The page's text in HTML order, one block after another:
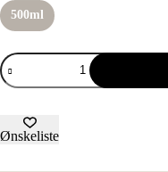
500ml
Ønskeliste